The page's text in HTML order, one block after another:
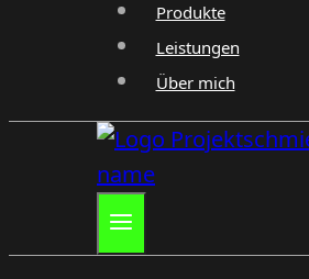
Produkte
Leistungen
Über mich